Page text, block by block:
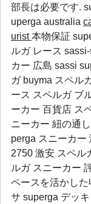
部長は必要です.
uperga australia
urist本物保証
ルガ レース
カー 広島 sassi
ガ buyma スペル
ース スペルガ ブ
ーカー 百貨店 ス
ニーカー 紐の通
perga スニーカー
2750 激安 スペル
ルガ スニーカー
ペースを活かした
サ superga デッ